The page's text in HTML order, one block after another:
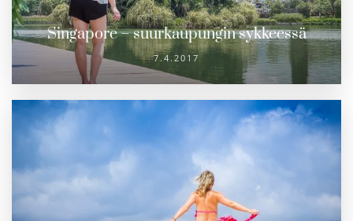
Singapore – suurkaupungin sykkeessä
7.4.2017